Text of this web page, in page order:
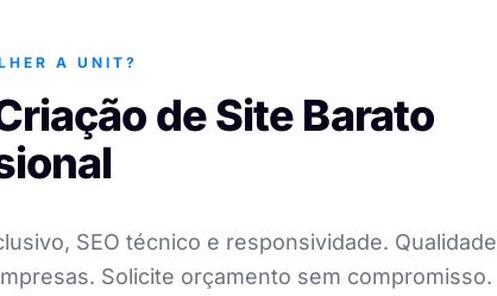
A UNIT?
de Site Barato
SEO técnico e responsividade. Qualidade
Solicite orçamento sem compromisso.